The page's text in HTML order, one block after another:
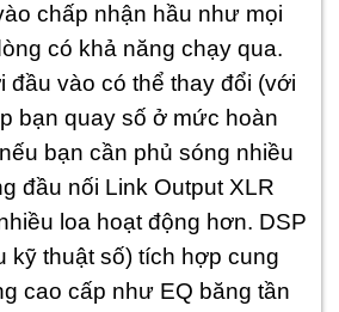
chấp nhận hầu như mọi
có khả năng chạy qua.
đầu vào có thể thay đổi (với
bạn quay số ở mức hoàn
bạn cần phủ sóng nhiều
đầu nối Link Output XLR
loa hoạt động hơn. DSP
kỹ thuật số) tích hợp cung
cao cấp như EQ băng tần